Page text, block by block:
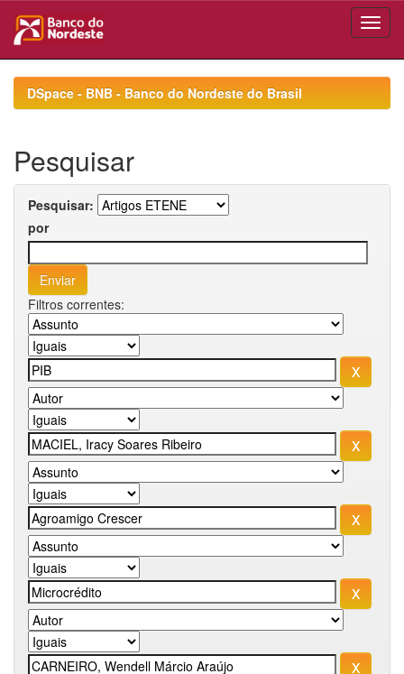
navigationDSpace - BNB - Banco do Nordeste do Brasil
Pesquisar
Pesquisar:
por
Filtros correntes: